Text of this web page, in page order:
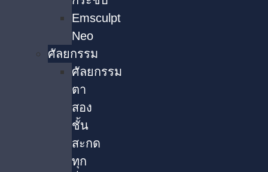
Emsculpt
Neo
ศัลยกรรม
ศัลยกรรม
ตา
สอง
ชั้น
สะกด
ทุก